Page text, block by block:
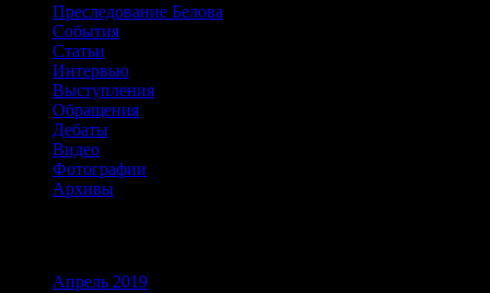
Преследование Белова
События
Статьи
Интервью
Выступления
Обращения
Дебаты
Видео
Фотографии
Архивы
Апрель 2019